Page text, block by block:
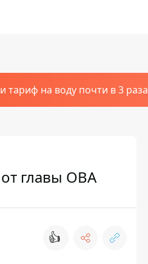
на воду почти в 3 раза
главы ОВА
👍